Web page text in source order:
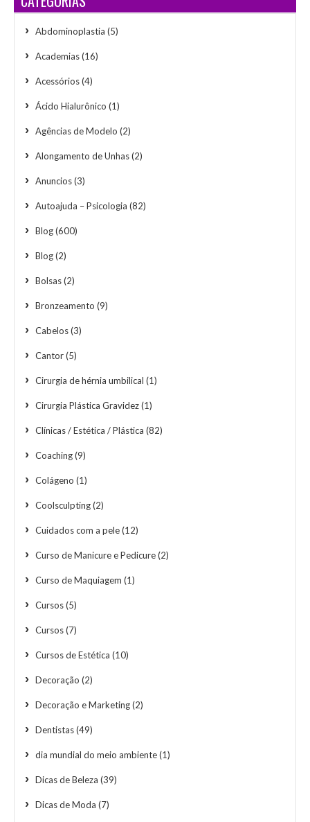
Abdominoplastia (5)
Academias(16)
Acessórios(4)
Ácido Hialurônico (1)
Agências de Modelo (2)
Alongamento de Unhas(2)
Anuncios(3)
Autoajuda – Psicologia (82)
Blog(600)
Blog(2)
Bolsas(2)
Bronzeamento (9)
Cabelos(3)
Cantor(5)
Cirurgia de hérnia umbilical (1)
Cirurgia Plástica Gravidez(1)
Clínicas / Estética / Plástica (82)
Coaching(9)
Colágeno (1)
Coolsculpting(2)
Cuidados com a pele(12)
Curso de Manicure e Pedicure(2)
Curso de Maquiagem (1)
Cursos(5)
Cursos(7)
Cursos de Estética (10)
Decoração (2)
Decoração e Marketing(2)
Dentistas(49)
dia mundial do meio ambiente(1)
Dicas de Beleza (39)
Dicas de Moda (7)